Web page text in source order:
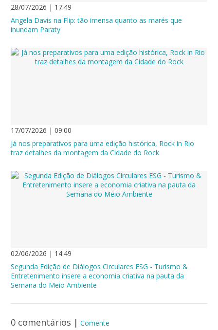
28/07/2026 | 17:49
Angela Davis na Flip: tão imensa quanto as marés que
inundam Paraty
17/07/2026 | 09:00
Já nos preparativos para uma edição histórica, Rock in Rio
traz detalhes da montagem da Cidade do Rock
02/06/2026 | 14:49
Segunda Edição de Diálogos Circulares ESG - Turismo &
Entretenimento insere a economia criativa na pauta da
Semana do Meio Ambiente
0 comentários | Comente